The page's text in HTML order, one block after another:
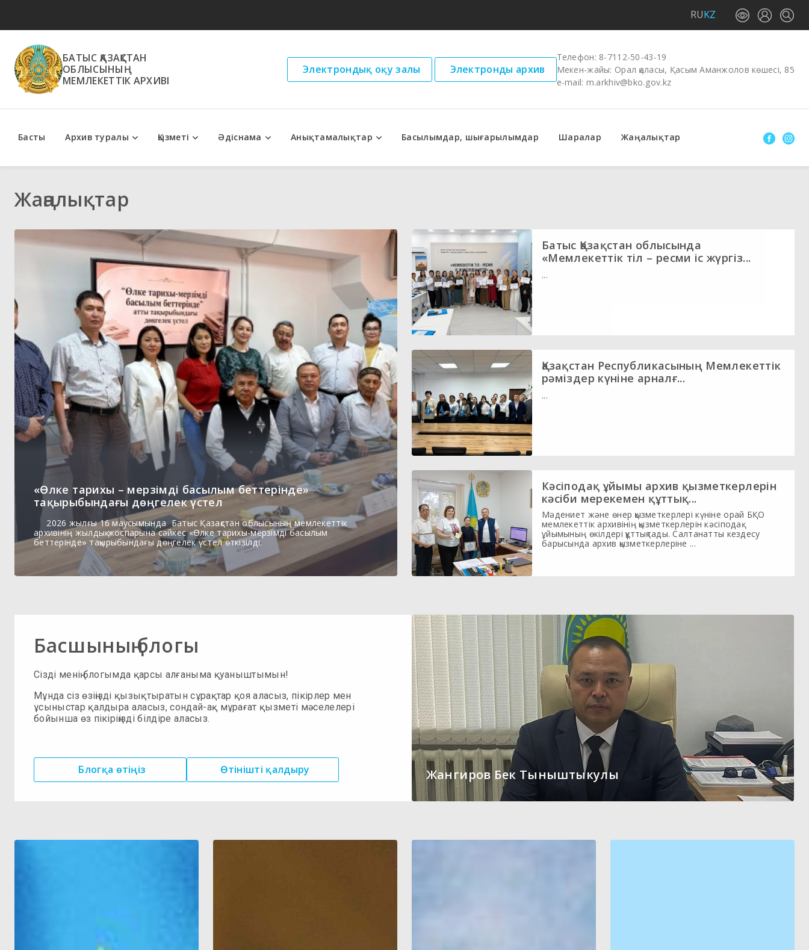
RUKZ
БАТЫС ҚАЗАҚСТАН
ОБЛЫСЫНЫҢ
МЕМЛЕКЕТТІК АРХИВІ
Электрондық оқу залы Электронды архив
Телефон: 8-7112-50-43-19
Мекен-жайы: Орал қаласы, Қасым Аманжолов көшесі, 85
e-mail: m.arkhiv@bko.gov.kz
Басты Архив туралы Қызметі Әдіснама Анықтамалықтар Басылымдар, шығарылымдар Шаралар Жаңалықтар
Жаңалықтар
«Өлке тарихы – мерзімді басылым беттерінде»
тақырыбындағы дөңгелек үстел
2026 жылғы 16 маусымында Батыс Қазақстан облысының мемлекеттік
архивінің жылдық жоспарына сәйкес «Өлке тарихы-мерзімді басылым
беттерінде» тақырыбындағы дөңгелек үстел өткізілді.
Батыс Қазақстан облысында
«Мемлекеттік тіл – ресми іс жүргіз...
...
Қазақстан Республикасының Мемлекеттік
рәміздер күніне арналғ...
...
Кәсіподақ ұйымы архив қызметкерлерін
кәсіби мерекемен құттық...
Мәдениет және өнер қызметкерлері күніне орай БҚО
мемлекеттік архивінің қызметкерлерін кәсіподақ
ұйымының өкілдері құттықтады. Салтанатты кездесу
барысында архив қызметкерлеріне ...
Басшының блогы
Сізді менің блогымда қарсы алғаныма қуаныштымын!
Мұнда сіз өзіңізді қызықтыратын сұрақтар қоя аласыз, пікірлер мен
ұсыныстар қалдыра аласыз, сондай-ақ мұрағат қызметі мәселелері
бойынша өз пікіріңізді білдіре аласыз.
Блогқа өтіңіз Өтінішті қалдыру Жангиров Бек Тыныштыкулы